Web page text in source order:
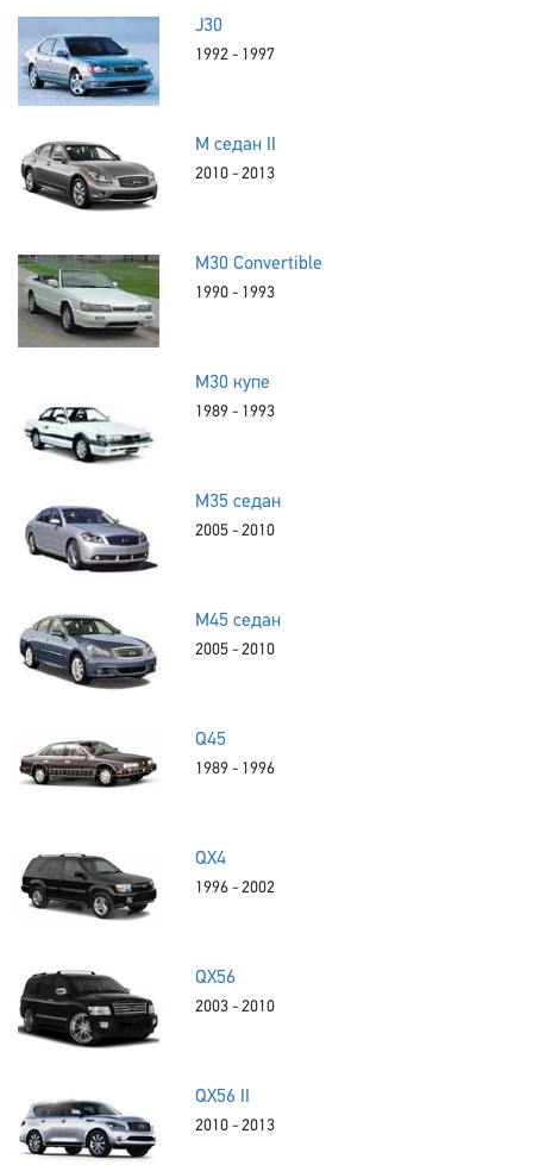
J30
1992 - 1997
M седан II
2010 - 2013
M30 Convertible
1990 - 1993
M30 купе
1989 - 1993
M35 седан
2005 - 2010
M45 седан
2005 - 2010
Q45
1989 - 1996
QX4
1996 - 2002
QX56
2003 - 2010
QX56 II
2010 - 2013